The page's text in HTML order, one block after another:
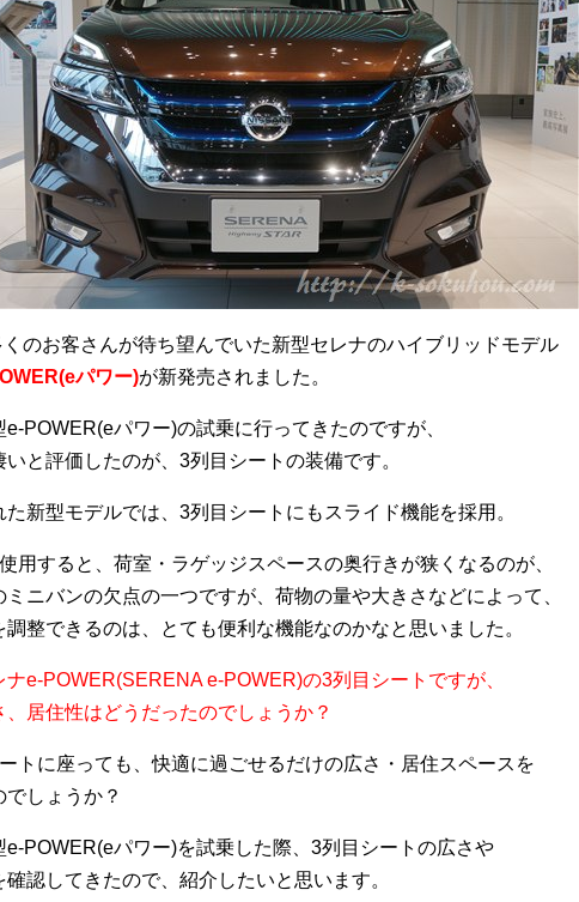
のお客さんが待ち望んでいた新型セレナのハイブリッドモデル
パワー)が新発売されました。
POWER(eパワー)の試乗に行ってきたのですが、
と評価したのが、3列目シートの装備です。
新型モデルでは、3列目シートにもスライド機能を採用。
用すると、荷室・ラゲッジスペースの奥行きが狭くなるのが、
ミニバンの欠点の一つですが、荷物の量や大きさなどによって、
整できるのは、とても便利な機能なのかなと思いました。
ナe-POWER(SERENA e-POWER)の3列目シートですが、
、居住性はどうだったのでしょうか？
トに座っても、快適に過ごせるだけの広さ・居住スペースを
しょうか？
e-POWER(eパワー)を試乗した際、3列目シートの広さや
確認してきたので、紹介したいと思います。